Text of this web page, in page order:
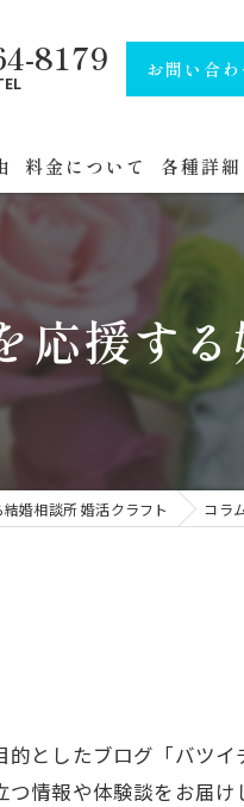
8179 お問い合わ
料金について
公務員・官公庁コースの詳
各種詳細
会員デー
婚活パ
プライ
無料相
応援す
婚相談所 婚活クラフト コラ
としたブログ「バツ
情報や体験談をお届